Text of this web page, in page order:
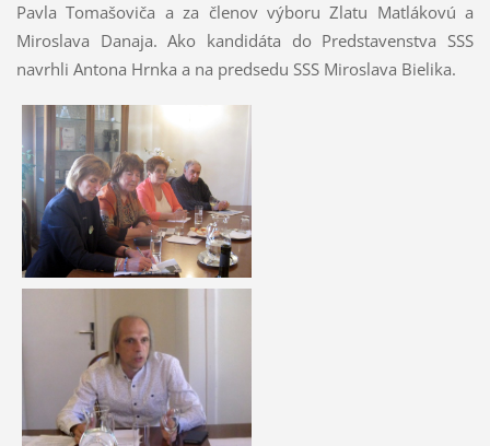
Pavla Tomašoviča a za členov výboru Zlatu Matlákovú a
Miroslava Danaja. Ako kandidáta do Predstavenstva SSS
navrhli Antona Hrnka a na predsedu SSS Miroslava Bielika.